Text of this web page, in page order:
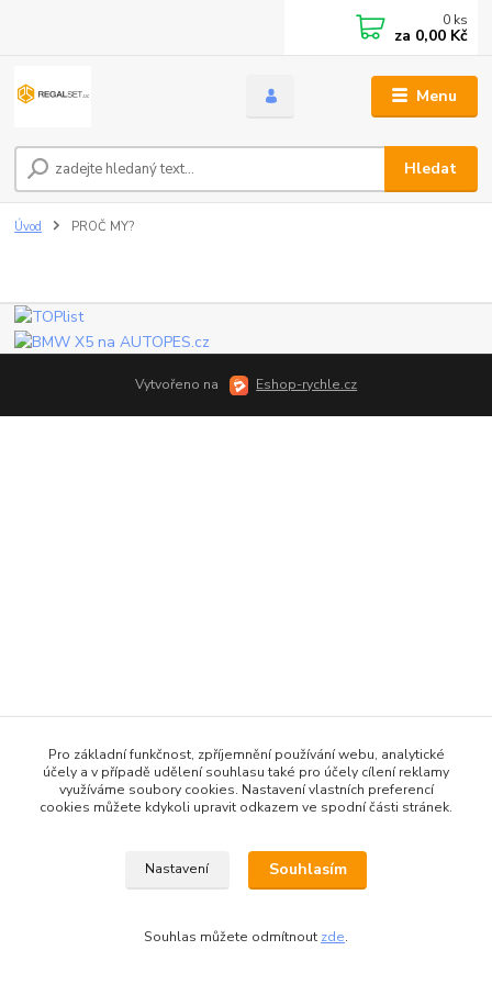
Menu
Hledat
0 ks
za 0,00 Kč
Úvod PROČ MY?
Vytvořeno na Eshop-rychle.cz
Pro základní funkčnost, zpříjemnění používání webu, analytické
účely a v případě udělení souhlasu také pro účely cílení reklamy
využíváme soubory cookies. Nastavení vlastních preferencí
cookies můžete kdykoli upravit odkazem ve spodní části stránek.
Nastavení Souhlasím
Souhlas můžete odmítnout zde.